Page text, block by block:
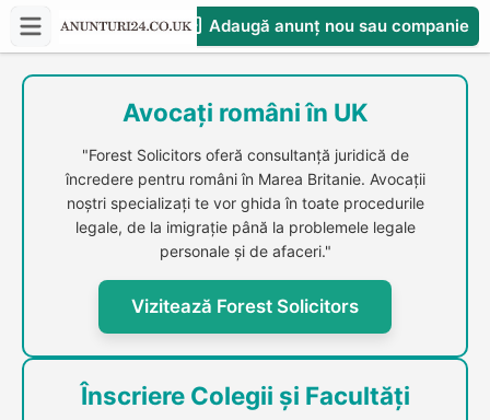
Adaugă anunț nou sau companie
CompaniesS
Avocați români în UK
"Forest Solicitors oferă consultanță juridică de
încredere pentru români în Marea Britanie. Avocații
noștri specializați te vor ghida în toate procedurile
legale, de la imigrație până la problemele legale
personale și de afaceri."
Vizitează Forest Solicitors
Înscriere Colegii și Facultăți